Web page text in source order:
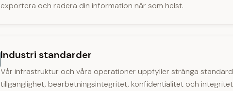
exportera och radera din information när som helst.
Industri standarder
Vår infrastruktur och våra operationer uppfyller stränga
tillgänglighet, bearbetningsintegritet, konfidentialitet och